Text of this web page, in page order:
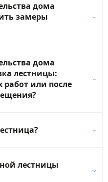
дома
замеры
дома
лестницы:
работ или после
лестницы